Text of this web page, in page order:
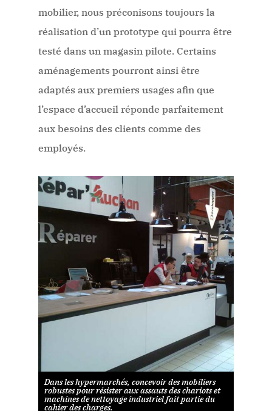
mobilier, nous préconisons toujours la
réalisation d’un prototype qui pourra être
testé dans un magasin pilote. Certains
aménagements pourront ainsi être
adaptés aux premiers usages afin que
l’espace d’accueil réponde parfaitement
aux besoins des clients comme des
employés.
Dans les hypermarchés, concevoir des mobiliers
robustes pour résister aux assauts des chariots et
machines de nettoyage industriel fait partie du
cahier des charges.